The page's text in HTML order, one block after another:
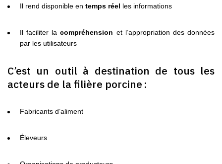
Il rend disponible en temps réel les informations
Il faciliter lacompréhension et l’appropriation des données
par les utilisateurs
C’est un outil à destination de tous les
acteurs de la filière porcine :
Fabricants d’aliment
Éleveurs